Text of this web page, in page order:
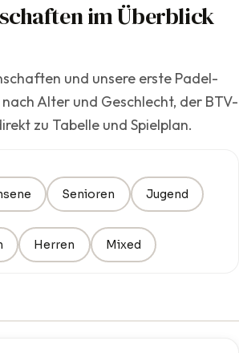
im Überblick
und unsere erste Padel-
Alter und Geschlecht, der BTV-
zu Tabelle und Spielplan.
Senioren Jugend
Herren Mixed